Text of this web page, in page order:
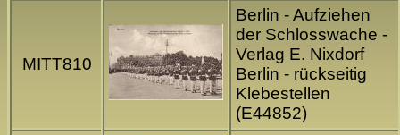
MITT810
Berlin - Aufziehen
der Schlosswache -
Verlag E. Nixdorf
Berlin - rückseitig
Klebestellen
(E44852)